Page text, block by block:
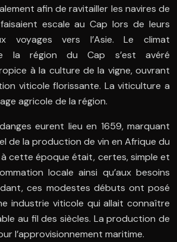
afin de ravitailler les navires de
escale au Cap lors de leurs
voyages vers l’Asie. Le climat
la région du Cap s’est avéré
à la culture de la vigne, ouvrant
viticole florissante. La viticulture a
agricole de la région.
eurent lieu en 1659, marquant
de la production de vin en Afrique du
cette époque était, certes, simple et
locale ainsi qu’aux besoins
ces modestes débuts ont posé
industrie viticole qui allait connaître
au fil des siècles. La production de
l’approvisionnement maritime.